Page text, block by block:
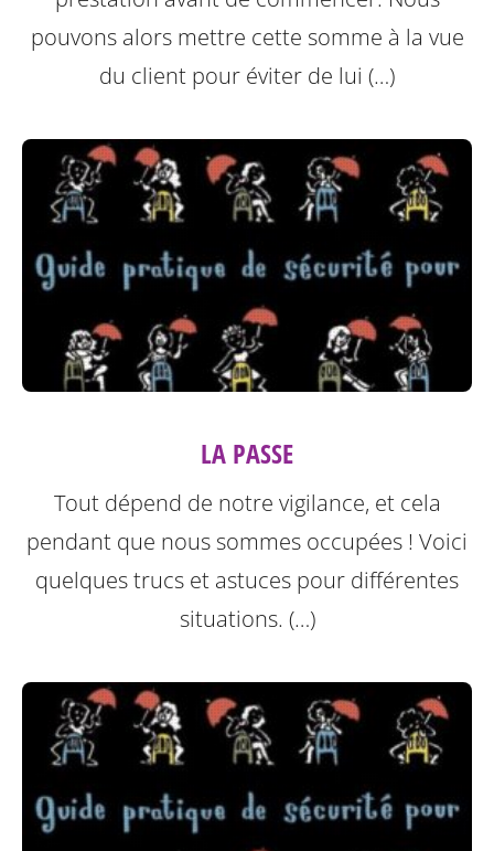
pouvons alors mettre cette somme à la vue
du client pour éviter de lui (…)
LA PASSE
Tout dépend de notre vigilance, et cela
pendant que nous sommes occupées ! Voici
quelques trucs et astuces pour différentes
situations. (…)